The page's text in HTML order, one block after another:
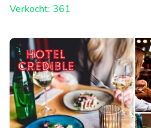
Verkocht: 361